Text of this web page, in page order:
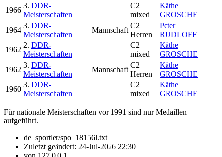
1966
3. DDR-
Meisterschaften
C2
mixed
Käthe
GROSCHE
1964
3. DDR-
Meisterschaften
Mannschaft
C2
Herren
Peter
RUDLOFF
1962
2. DDR-
Meisterschaften
C2
mixed
Käthe
GROSCHE
1962
3. DDR-
Meisterschaften
Mannschaft
C2
Herren
Käthe
GROSCHE
1960
3. DDR-
Meisterschaften
C2
mixed
Käthe
GROSCHE
Für nationale Meisterschaften vor 1991 sind nur Medaillen
aufgeführt.
de_sportler/spo_18156l.txt
Zuletzt geändert: 24-Jul-2026 22:30